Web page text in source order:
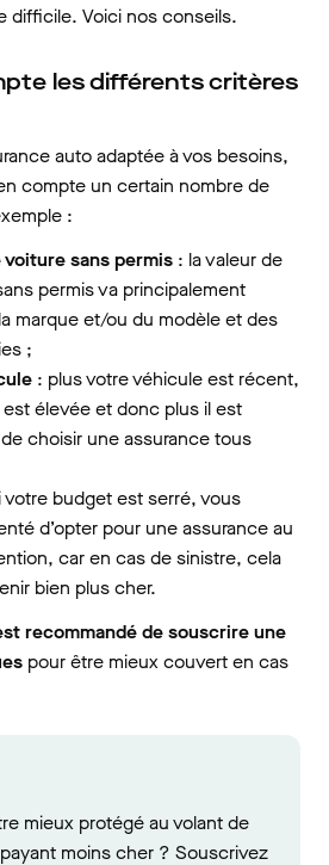
difficile. Voici nos conseils.
les différents critères
auto adaptée à vos besoins,
compte un certain nombre de
:
voiture sans permis : la valeur de
permis va principalement
marque et/ou du modèle et des
;
: plus votre véhicule est récent,
est élevée et donc plus il est
choisir une assurance tous
votre budget est serré, vous
d’opter pour une assurance au
car en cas de sinistre, cela
bien plus cher.
recommandé de souscrire une
pour être mieux couvert en cas
mieux protégé au volant de
moins cher ? Souscrivez